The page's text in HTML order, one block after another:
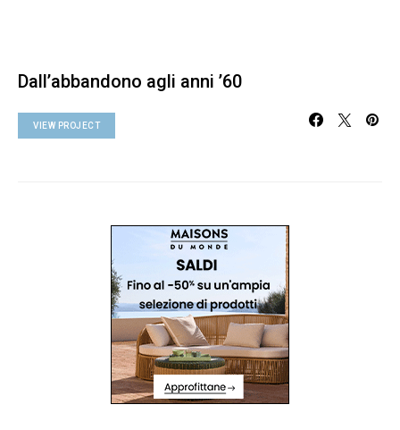
Dall’abbandono agli anni ’60
VIEW PROJECT